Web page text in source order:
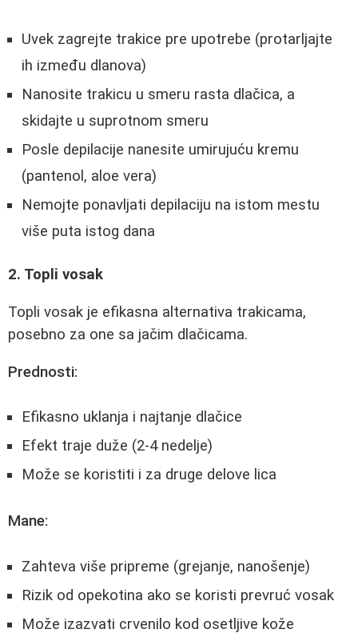
Uvek zagrejte trakice pre upotrebe (protarljajte
ih između dlanova)
Nanosite trakicu u smeru rasta dlačica, a
skidajte u suprotnom smeru
Posle depilacije nanesite umirujuću kremu
(pantenol, aloe vera)
Nemojte ponavljati depilaciju na istom mestu
više puta istog dana
2. Topli vosak
Topli vosak je efikasna alternativa trakicama,
posebno za one sa jačim dlačicama.
Prednosti:
Efikasno uklanja i najtanje dlačice
Efekt traje duže (2-4 nedelje)
Može se koristiti i za druge delove lica
Mane:
Zahteva više pripreme (grejanje, nanošenje)
Rizik od opekotina ako se koristi prevruć vosak
Može izazvati crvenilo kod osetljive kože